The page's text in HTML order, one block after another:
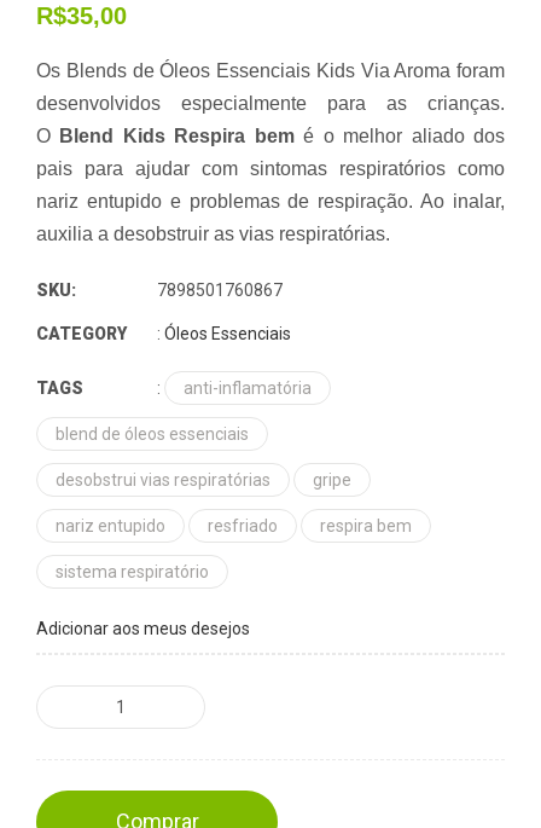
R$35,00
Os Blends de Óleos Essenciais Kids Via Aroma foram
desenvolvidos especialmente para as crianças.
O Blend Kids Respira bemé o melhor aliado dos
pais para ajudar com sintomas respiratórios como
nariz entupido e problemas de respiração. Ao inalar,
auxilia a desobstruir as vias respiratórias.
SKU: 7898501760867
CATEGORY : Óleos Essenciais
TAGS : anti-inflamatória
blend de óleos essenciais
desobstrui vias respiratórias gripe
nariz entupido resfriado respira bem
sistema respiratório
Adicionar aos meus desejos
Comprar